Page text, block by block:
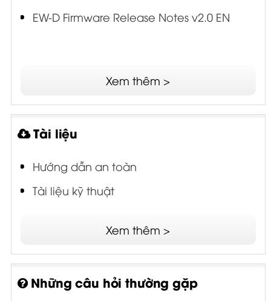
EW-D Firmware Release Notes v2.0 EN
Xem thêm >
Tài liệu
Hướng dẫn an toàn
Tài liệu kỹ thuật
Xem thêm >
Những câu hỏi thường gặp